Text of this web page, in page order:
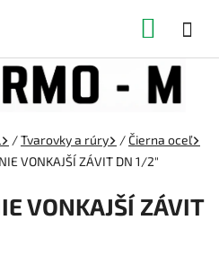
/Tvarovky a rúry /Čierna oceľ
VONKAJŠÍ ZÁVIT DN 1/2"
VONKAJŠÍ ZÁVIT